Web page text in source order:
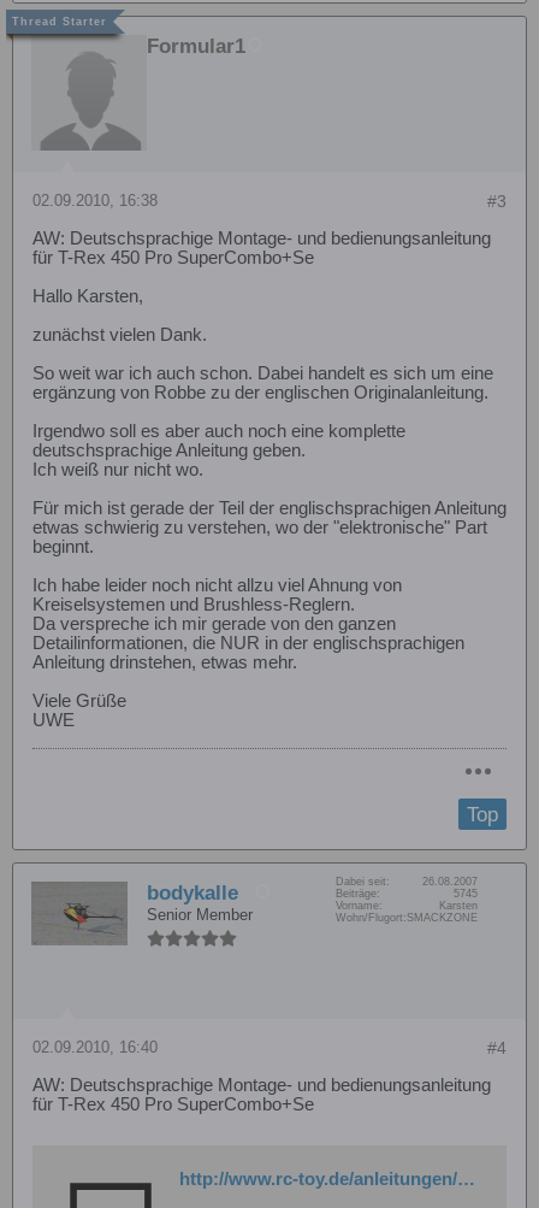
Formular1
#3
02.09.2010, 16:38
AW: Deutschsprachige Montage- und bedienungsanleitung
für T-Rex 450 Pro SuperCombo+Se
Hallo Karsten,
zunächst vielen Dank.
So weit war ich auch schon. Dabei handelt es sich um eine
ergänzung von Robbe zu der englischen Originalanleitung.
Irgendwo soll es aber auch noch eine komplette
deutschsprachige Anleitung geben.
Ich weiß nur nicht wo.
Für mich ist gerade der Teil der englischsprachigen Anleitung
etwas schwierig zu verstehen, wo der "elektronische" Part
beginnt.
Ich habe leider noch nicht allzu viel Ahnung von
Kreiselsystemen und Brushless-Reglern.
Da verspreche ich mir gerade von den ganzen
Detailinformationen, die NUR in der englischsprachigen
Anleitung drinstehen, etwas mehr.
Viele Grüße
UWE
Top
bodykalle
Senior Member
Dabei seit:
26.08.2007
Beiträge:
5745
Vorname:
Karsten
Wohn/Flugort: SMACKZONE
#4
02.09.2010, 16:40
AW: Deutschsprachige Montage- und bedienungsanleitung
für T-Rex 450 Pro SuperCombo+Se
http://www.rc-toy.de/anleitungen/align_regler_setup.pdf